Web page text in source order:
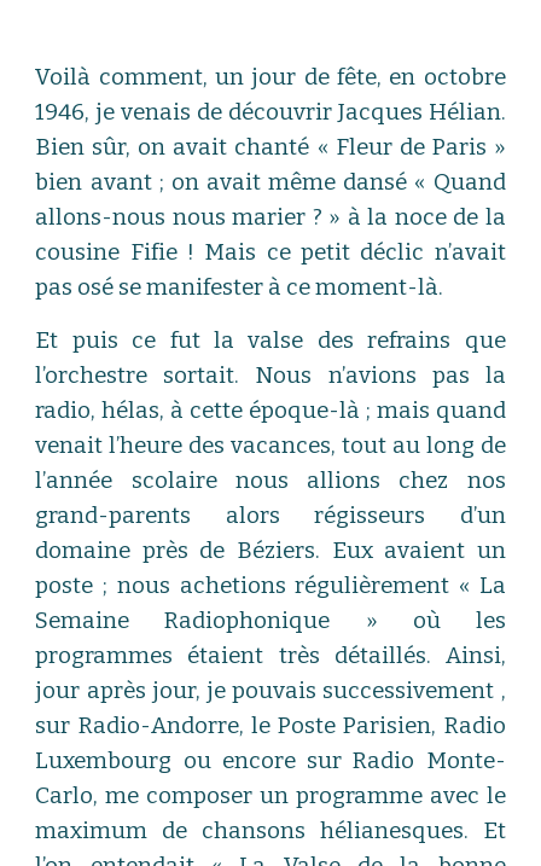
Voilà comment, un jour de fête, en octobre
1946, je venais de découvrir Jacques Hélian.
Bien sûr, on avait chanté « Fleur de Paris »
bien avant ; on avait même dansé « Quand
allons-nous nous marier ? » à la noce de la
cousine Fifie ! Mais ce petit déclic n’avait
pas osé se manifester à ce moment-là.
Et puis ce fut la valse des refrains que
l’orchestre sortait. Nous n’avions pas la
radio, hélas, à cette époque-là ; mais quand
venait l’heure des vacances, tout au long de
l’année scolaire nous allions chez nos
grand-parents alors régisseurs d’un
domaine près de Béziers. Eux avaient un
poste ; nous achetions régulièrement « La
Semaine Radiophonique » où les
programmes étaient très détaillés. Ainsi,
jour après jour, je pouvais successivement ,
sur Radio-Andorre, le Poste Parisien, Radio
Luxembourg ou encore sur Radio Monte-
Carlo, me composer un programme avec le
maximum de chansons hélianesques. Et